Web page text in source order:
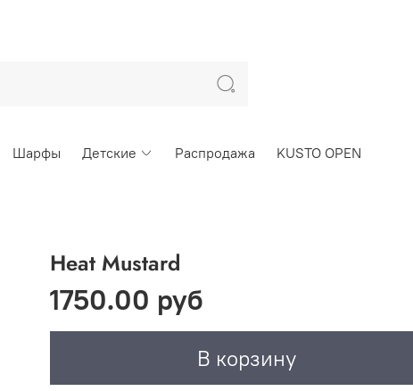
Шарфы Детские Распродажа KUSTO OPEN
Heat Mustard
1750.00 руб
В корзину